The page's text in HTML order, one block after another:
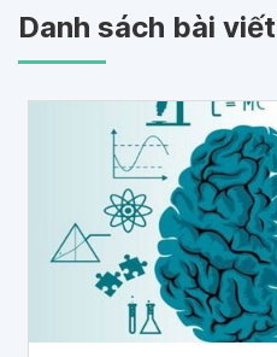
Danh sách bài viết